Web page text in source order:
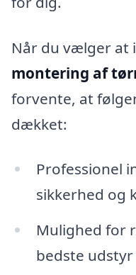
Når du vælger at
montering af
forvente, at
dækket:
Professionel
sikkerhed og
Mulighed for
bedste